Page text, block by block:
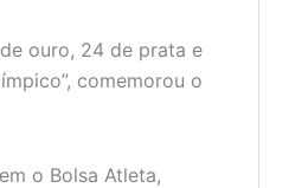
ouro, 24 de prata e
comemorou o
o Bolsa Atleta,